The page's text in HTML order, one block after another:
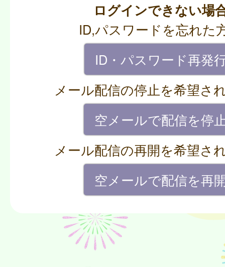
ログインできない場
ID,パスワードを忘れた
ID・パスワード再発
メール配信の停止を希望さ
空メールで配信を停
メール配信の再開を希望さ
空メールで配信を再